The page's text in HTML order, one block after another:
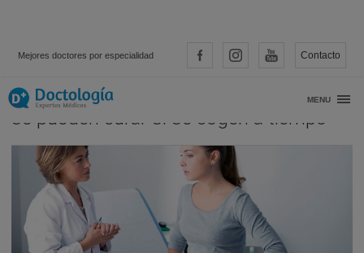
Mejores doctores por especialidad Contacto
MENU
«El 90% de los cánceres ginecológicos
se pueden curar si se cogen a tiempo»